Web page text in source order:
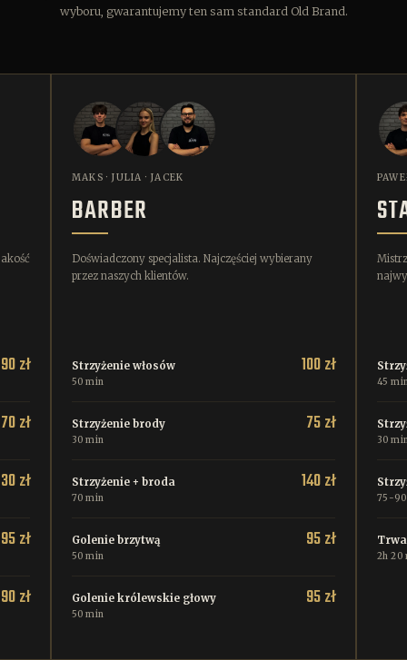
wyboru, gwarantujemy ten sam standard Old Brand.
90 zł
70 zł
zł
95 zł
90 zł
MAKS · JULIA · JACEK
BARBER
Doświadczony specjalista. Najczęściej wybierany
przez naszych klientów.
Strzyżenie włosów
50 min
100 zł
Strzyżenie brody
30 min
75 zł
Strzyżenie + broda
70 min
140 zł
Golenie brzytwą
50 min
95 zł
Golenie królewskie głowy
50 min
95 zł
45
30
75-
2h 20